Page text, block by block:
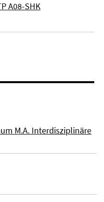
A08-SHK
M.A. Interdisziplinäre